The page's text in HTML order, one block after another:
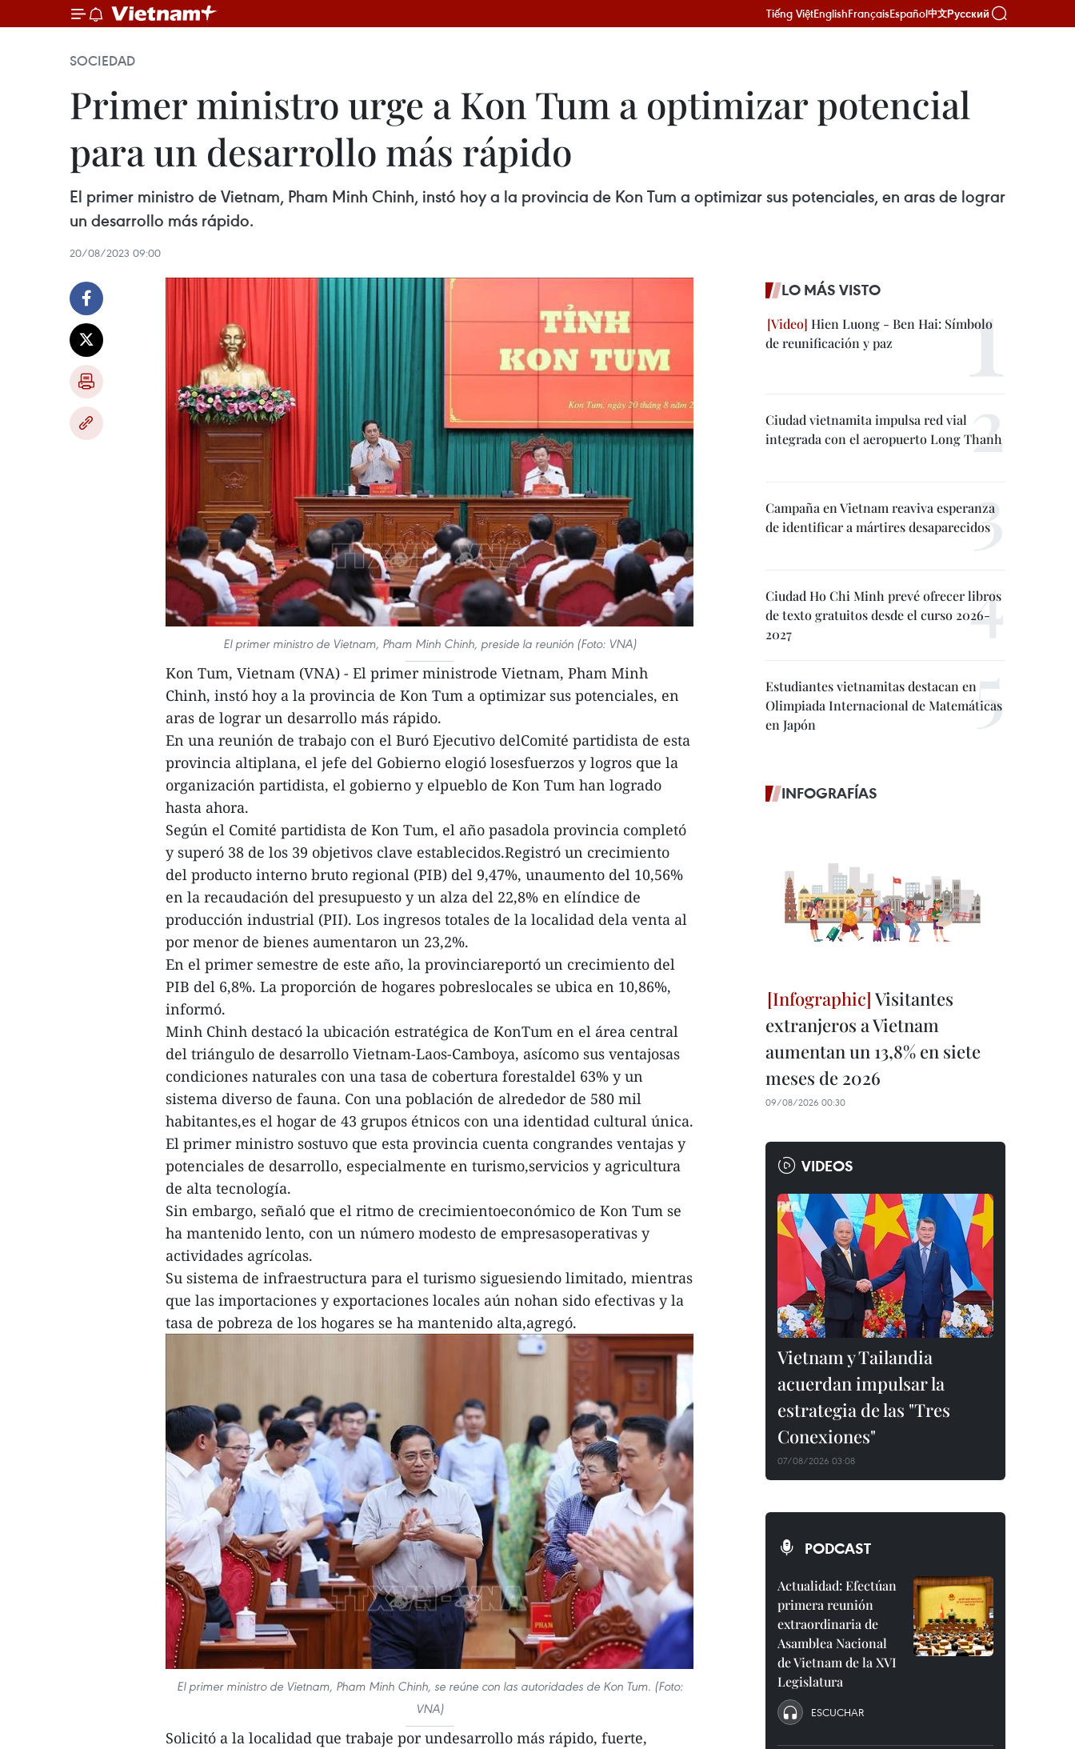
Tiếng ViệtEnglishFrançaisEspañol中文Русский
SOCIEDAD
Primer ministro urge a Kon Tum a optimizar potencial
para un desarrollo más rápido
El primer ministro de Vietnam, Pham Minh Chinh, instó hoy a la provincia de Kon Tum a optimizar sus potenciales, en aras de lograr
un desarrollo más rápido.
20/08/2023 09:00
El primer ministro de Vietnam, Pham Minh Chinh, preside la reunión (Foto: VNA)
Kon Tum, Vietnam (VNA) - El primer ministrode Vietnam, Pham Minh
Chinh, instó hoy a la provincia de Kon Tum a optimizar sus potenciales, en
aras de lograr un desarrollo más rápido.
En una reunión de trabajo con el Buró Ejecutivo delComité partidista de esta
provincia altiplana, el jefe del Gobierno elogió losesfuerzos y logros que la
organización partidista, el gobierno y elpueblo de Kon Tum han logrado
hasta ahora.
Según el Comité partidista de Kon Tum, el año pasadola provincia completó
y superó 38 de los 39 objetivos clave establecidos.Registró un crecimiento
del producto interno bruto regional (PIB) del 9,47%, unaumento del 10,56%
en la recaudación del presupuesto y un alza del 22,8% en elíndice de
producción industrial (PII). Los ingresos totales de la localidad dela venta al
por menor de bienes aumentaron un 23,2%.
En el primer semestre de este año, la provinciareportó un crecimiento del
PIB del 6,8%. La proporción de hogares pobreslocales se ubica en 10,86%,
informó.
Minh Chinh destacó la ubicación estratégica de KonTum en el área central
del triángulo de desarrollo Vietnam-Laos-Camboya, asícomo sus ventajosas
condiciones naturales con una tasa de cobertura forestaldel 63% y un
sistema diverso de fauna. Con una población de alrededor de 580 mil
habitantes,es el hogar de 43 grupos étnicos con una identidad cultural única.
El primer ministro sostuvo que esta provincia cuenta congrandes ventajas y
potenciales de desarrollo, especialmente en turismo,servicios y agricultura
de alta tecnología.
Sin embargo, señaló que el ritmo de crecimientoeconómico de Kon Tum se
ha mantenido lento, con un número modesto de empresasoperativas y
actividades agrícolas.
Su sistema de infraestructura para el turismo siguesiendo limitado, mientras
que las importaciones y exportaciones locales aún nohan sido efectivas y la
tasa de pobreza de los hogares se ha mantenido alta,agregó.
El primer ministro de Vietnam, Pham Minh Chinh, se reúne con las autoridades de Kon Tum. (Foto:
VNA)
Solicitó a la localidad que trabaje por undesarrollo más rápido, fuerte,
LO MÁS VISTO
Hien Luong - Ben Hai: Símbolo
de reunificación y paz
Ciudad vietnamita impulsa red vial
integrada con el aeropuerto Long Thanh
Campaña en Vietnam reaviva esperanza
de identificar a mártires desaparecidos
Ciudad Ho Chi Minh prevé ofrecer libros
de texto gratuitos desde el curso 2026-
2027
Estudiantes vietnamitas destacan en
Olimpiada Internacional de Matemáticas
en Japón
INFOGRAFÍAS
Visitantes
extranjeros a Vietnam
aumentan un 13,8% en siete
meses de 2026
09/08/2026 00:30
VIDEOS
Vietnam y Tailandia
acuerdan impulsar la
estrategia de las "Tres
Conexiones"
07/08/2026 03:08
PODCAST
Actualidad: Efectúan
primera reunión
extraordinaria de
Asamblea Nacional
de Vietnam de la XVI
Legislatura
ESCUCHAR